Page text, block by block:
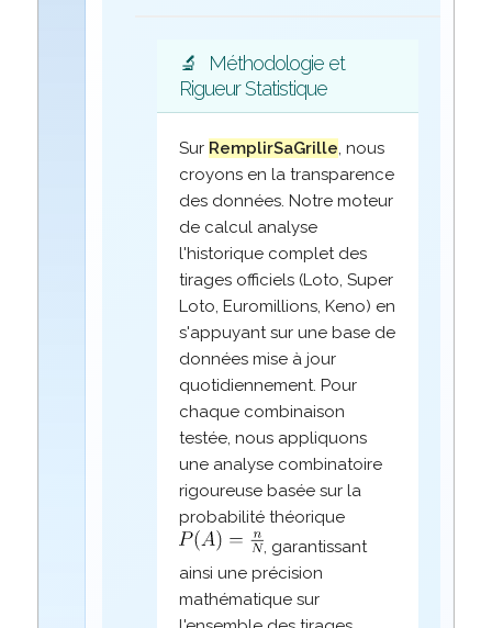
🔬
Méthodologie et
Rigueur Statistique
Sur RemplirSaGrille, nous
croyons en la transparence
des données. Notre moteur
de calcul analyse
l'historique complet des
tirages officiels (Loto, Super
Loto, Euromillions, Keno) en
s'appuyant sur une base de
données mise à jour
quotidiennement. Pour
chaque combinaison
testée, nous appliquons
une analyse combinatoire
rigoureuse basée sur la
probabilité théorique
, garantissant
ainsi une précision
mathématique sur